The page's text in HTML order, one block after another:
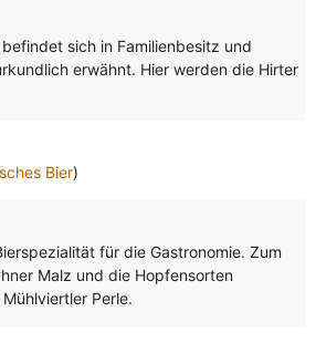
sich in Familienbesitz und
erwähnt. Hier werden die Hirter
Bier)
für die Gastronomie. Zum
Malz und die Hopfensorten
Perle.